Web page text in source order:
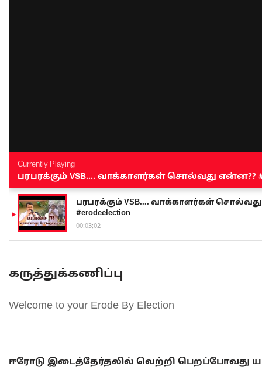
Currently Playing
பரபரக்கும் VSB.... வாக்காளர்கள் சொல்வது என்ன??
பரபரக்கும் VSB.... வாக்காளர்கள் சொல்வது
#erodeelection
00:03:02
கருத்துக்கணிப்பு
Welcome to your Erode By Election
ஈரோடு இடைத்தேர்தலில் வெற்றி பெறப்போவது